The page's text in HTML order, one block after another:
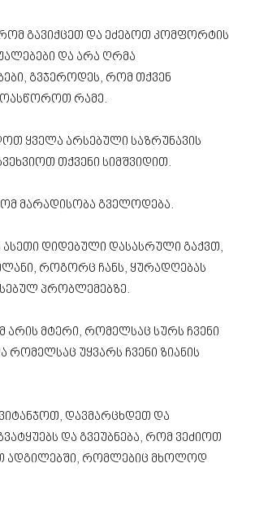
გავიქცეთ და ეძებოთ კომფორტის
და არა ღრმა
გვჯეროდეს, რომ თქვენ
რამე.
ყველა არსებული საზრუნავის
თქვენი სიმშვიდით.
მარადისობა გველოდება.
ასეთი დიდებული დასასრული გაქვთ,
როგორც ჩანს, ყურადღებას
პრობლემებზე.
არის მტერი, რომელსაც სურს ჩვენი
რომელსაც უყვარს ჩვენი ზიანის
დავმარცხდეთ და
და გვეუბნება, რომ ვეძიოთ
ადგილებში, რომლებიც მხოლოდ